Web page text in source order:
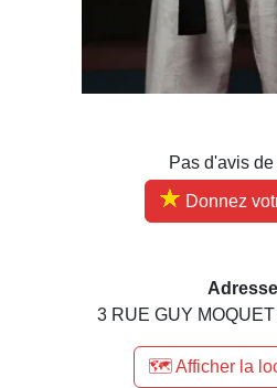
Pas d'avis
Donnez
3 RUE GUY
🗺️ Afficher la